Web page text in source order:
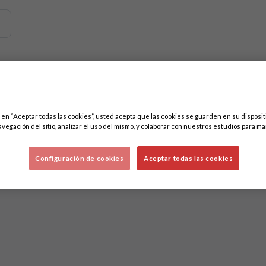
contenidos relacionados con esta. Mínimo tres caracteres.
“Aceptar todas las cookies”, usted acepta que las cookies se guarden en su
del sitio, analizar el uso del mismo, y colaborar con nuestros estudios para
Aceptar todas las cookies
Configuración de cookies